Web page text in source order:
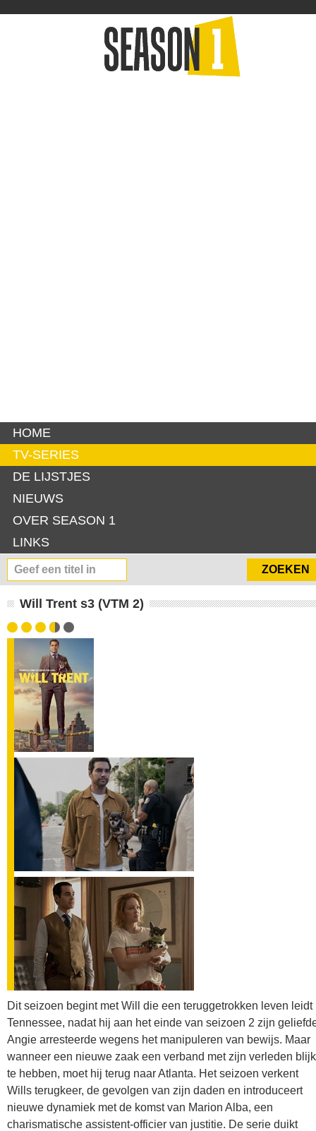
HOME
TV-SERIES
DE LIJSTJES
NIEUWS
OVER SEASON 1
LINKS
Will Trent s3 (VTM 2)
Dit seizoen begint met Will die een teruggetrokken leven leidt
Tennessee, nadat hij aan het einde van seizoen 2 zijn
Angie arresteerde wegens het manipuleren van bewijs. Maar
wanneer een nieuwe zaak een verband met zijn verleden
te hebben, moet hij terug naar Atlanta. Het seizoen verkent
Wills terugkeer, de gevolgen van zijn daden en introduceert
nieuwe dynamiek met de komst van Marion Alba, een
charismatische assistent-officier van justitie. De serie duikt